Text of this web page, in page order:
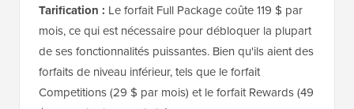
Tarification : Le forfait Full Package coûte 119 $ par
mois, ce qui est nécessaire pour débloquer la plupart
de ses fonctionnalités puissantes. Bien qu'ils aient des
forfaits de niveau inférieur, tels que le forfait
Competitions (29 $ par mois) et le forfait Rewards (49